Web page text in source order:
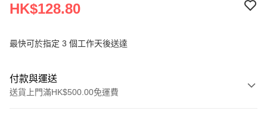
HK$128.80
最快可於指定 3 個工作天後送達
付款與運送
送貨上門滿HK$500.00免運費